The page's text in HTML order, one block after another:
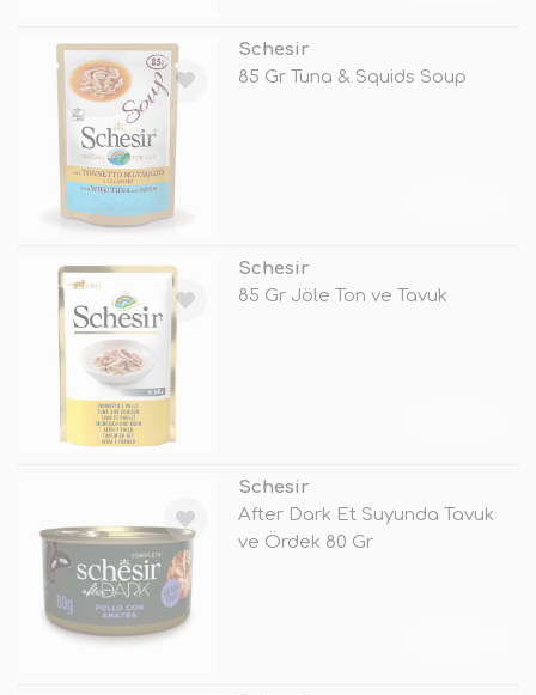
Schesir
85 Gr Tuna & Squids Soup
Schesir
85 Gr Jöle Ton ve Tavuk
Schesir
After Dark Et Suyunda Tavuk
ve Ördek 80 Gr